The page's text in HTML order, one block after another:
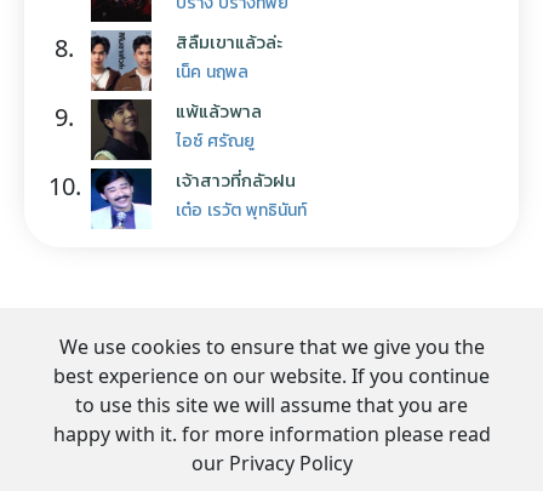
8. สิลืมเขาแล้วล่ะ
เน็ค นฤพล
9. แพ้แล้วพาล
ไอซ์ ศรัณยู
10. เจ้าสาวที่กลัวฝน
เต๋อ เรวัต พุทธินันท์
We use cookies to ensure that we give you the
best experience on our website. If you continue
to use this site we will assume that you are
happy with it. for more information please read
our Privacy Policy